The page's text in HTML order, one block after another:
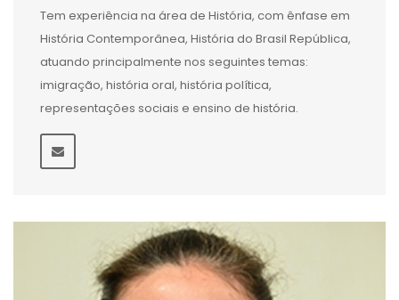
Tem experiência na área de História, com ênfase em
História Contemporânea, História do Brasil República,
atuando principalmente nos seguintes temas:
imigração, história oral, história política,
representações sociais e ensino de história.